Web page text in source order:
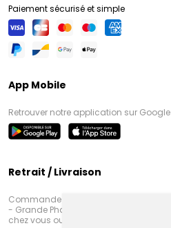
Paiement sécurisé et simple
App Mobile
Retrouver notre application sur Google
Retrait / Livraison
Commandez en ligne et venez
- Grande Pharmacie d’Amiens
chez vous ou en point retrait